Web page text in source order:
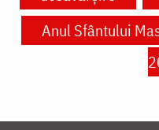
Anul Sfântului